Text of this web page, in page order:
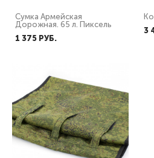
Сумка Армейская
Дорожная. 65 л. Пиксель
1 375 PУБ.
3